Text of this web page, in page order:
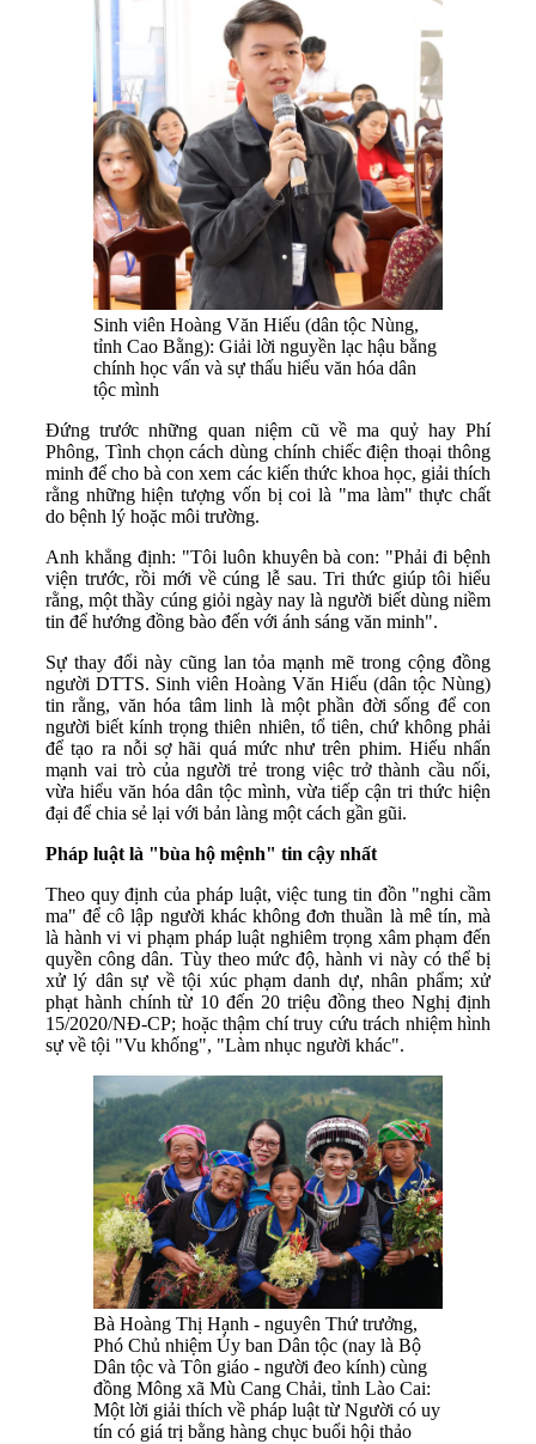
Sinh viên Hoàng Văn Hiếu (dân tộc Nùng,
tỉnh Cao Bằng): Giải lời nguyền lạc hậu bằng
chính học vấn và sự thấu hiểu văn hóa dân
tộc mình
Đứng trước những quan niệm cũ về ma quỷ hay Phí
Phông, Tình chọn cách dùng chính chiếc điện thoại thông
minh để cho bà con xem các kiến thức khoa học, giải thích
rằng những hiện tượng vốn bị coi là "ma làm" thực chất
do bệnh lý hoặc môi trường.
Anh khẳng định: "Tôi luôn khuyên bà con: "Phải đi bệnh
viện trước, rồi mới về cúng lễ sau. Tri thức giúp tôi hiểu
rằng, một thầy cúng giỏi ngày nay là người biết dùng niềm
tin để hướng đồng bào đến với ánh sáng văn minh".
Sự thay đổi này cũng lan tỏa mạnh mẽ trong cộng đồng
người DTTS. Sinh viên Hoàng Văn Hiếu (dân tộc Nùng)
tin rằng, văn hóa tâm linh là một phần đời sống để con
người biết kính trọng thiên nhiên, tổ tiên, chứ không phải
để tạo ra nỗi sợ hãi quá mức như trên phim. Hiếu nhấn
mạnh vai trò của người trẻ trong việc trở thành cầu nối,
vừa hiểu văn hóa dân tộc mình, vừa tiếp cận tri thức hiện
đại để chia sẻ lại với bản làng một cách gần gũi.
Pháp luật là "bùa hộ mệnh" tin cậy nhất
Theo quy định của pháp luật, việc tung tin đồn "nghi cầm
ma" để cô lập người khác không đơn thuần là mê tín, mà
là hành vi vi phạm pháp luật nghiêm trọng xâm phạm đến
quyền công dân. Tùy theo mức độ, hành vi này có thể bị
xử lý dân sự về tội xúc phạm danh dự, nhân phẩm; xử
phạt hành chính từ 10 đến 20 triệu đồng theo Nghị định
15/2020/NĐ-CP; hoặc thậm chí truy cứu trách nhiệm hình
sự về tội "Vu khống", "Làm nhục người khác".
Bà Hoàng Thị Hạnh - nguyên Thứ trưởng,
Phó Chủ nhiệm Ủy ban Dân tộc (nay là Bộ
Dân tộc và Tôn giáo - người đeo kính) cùng
đồng Mông xã Mù Cang Chải, tỉnh Lào Cai:
Một lời giải thích về pháp luật từ Người có uy
tín có giá trị bằng hàng chục buổi hội thảo